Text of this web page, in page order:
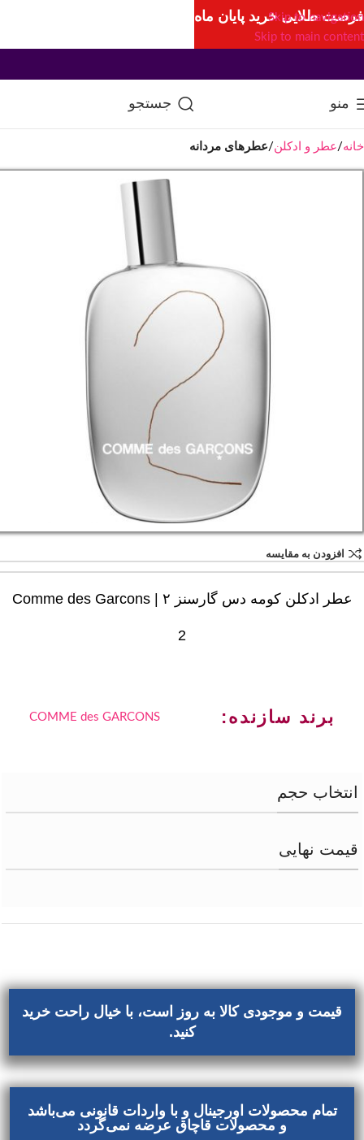
Skip to navigation
Skip to main content
منو جستجو
خانه عطر و ادکلن عطرهای مردانه
افزودن به مقایسه
عطر ادکلن کومه دس گارسنز ۲ | Comme des Garcons
2
برند سازنده: COMME des GARCONS
انتخاب حجم
قیمت نهایی
قیمت و موجودی کالا به روز است، با خیال راحت خرید
کنید.
تمام محصولات اورجینال و با واردات قانونی می‌باشد
و محصولات قاچاق عرضه نمی‌گردد
فرصت طلایی خرید پایان ماه